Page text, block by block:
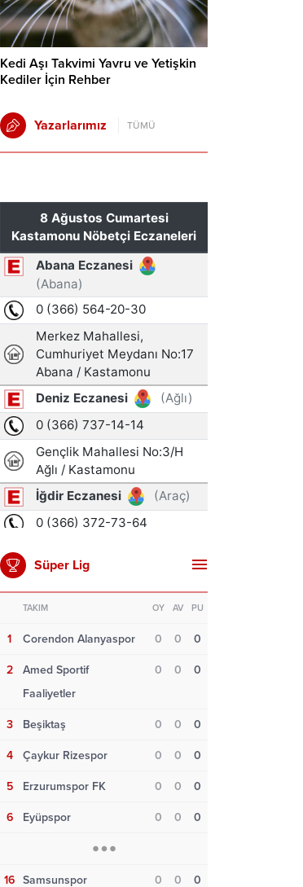
Kedi Aşı Takvimi Yavru ve Yetişkin
Kediler İçin Rehber
Yazarlarımız TÜMÜ
Süper Lig
TAKIM OY AV PU
1 Corendon Alanyaspor 0 0 0
2
Amed Sportif
Faaliyetler
0 0 0
3 Beşiktaş 0 0 0
4 Çaykur Rizespor 0 0 0
5 Erzurumspor FK 0 0 0
6 Eyüpspor 0 0 0
16 Samsunspor 0 0 0